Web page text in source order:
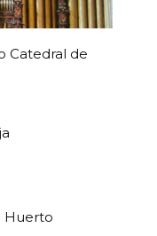
Catedral de
Huerto